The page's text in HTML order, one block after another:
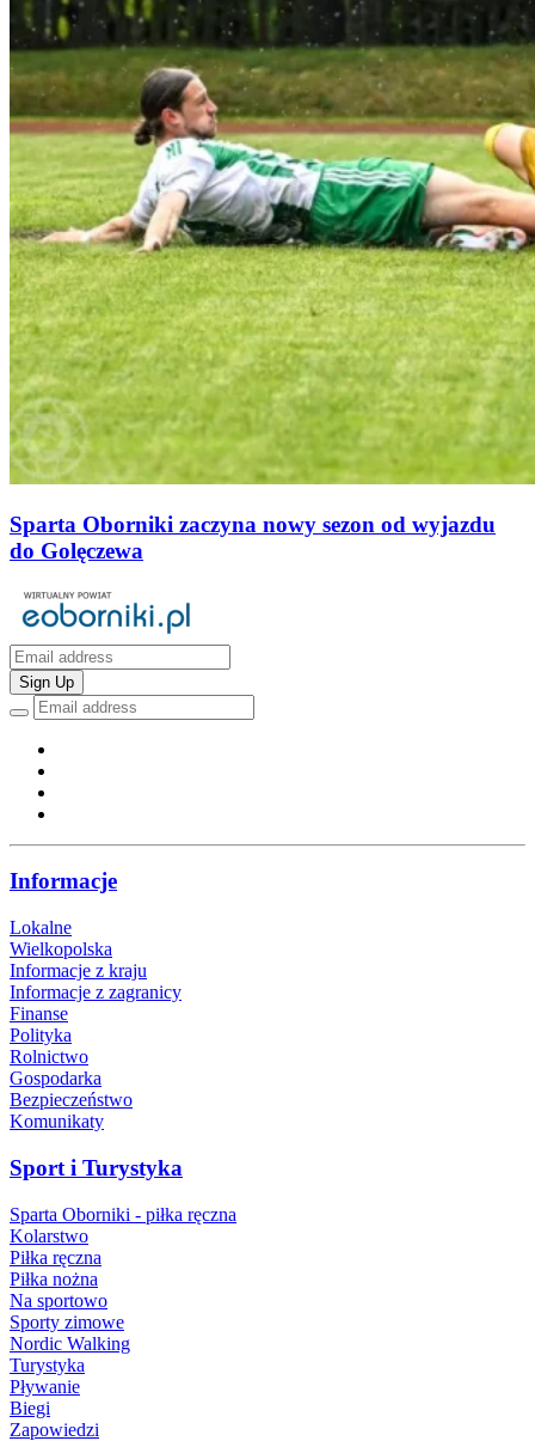
Sparta Oborniki zaczyna nowy sezon od wyjazdu
do Golęczewa
Sign Up
Informacje
Lokalne
Wielkopolska
Informacje z kraju
Informacje z zagranicy
Finanse
Polityka
Rolnictwo
Gospodarka
Bezpieczeństwo
Komunikaty
Sport i Turystyka
Sparta Oborniki - piłka ręczna
Kolarstwo
Piłka ręczna
Piłka nożna
Na sportowo
Sporty zimowe
Nordic Walking
Turystyka
Pływanie
Biegi
Zapowiedzi